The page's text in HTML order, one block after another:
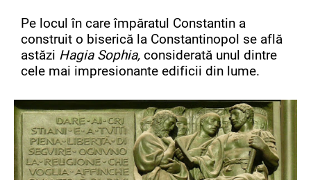
Pe locul în care împăratul Constantin a
construit o biserică la Constantinopol se află
astăzi Hagia Sophia, considerată unul dintre
cele mai impresionante edificii din lume.